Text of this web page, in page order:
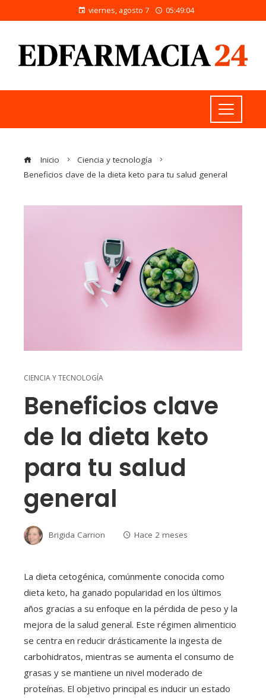
viernes, agosto 7 05:49:04
Inicio
Ciencia y tecnología
Beneficios clave de la dieta keto para tu salud general
CIENCIA Y TECNOLOGÍA
Beneficios clave
de la dieta keto
para tu salud
general
Brigida Carrion Hace 2 meses
La dieta cetogénica, comúnmente conocida como
dieta keto, ha ganado popularidad en los últimos
años gracias a su enfoque en la pérdida de peso y la
mejora de la salud general. Este régimen alimenticio
se centra en reducir drásticamente la ingesta de
carbohidratos, mientras se aumenta el consumo de
grasas y se mantiene un nivel moderado de
proteínas. El objetivo principal es inducir un estado